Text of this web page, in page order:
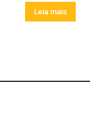
Leia mais